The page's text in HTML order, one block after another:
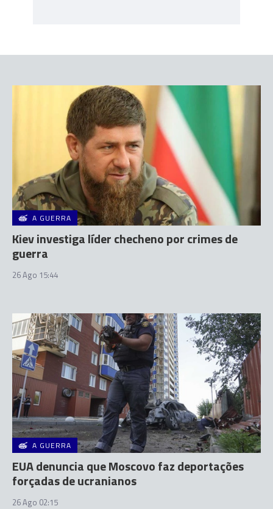
A GUERRA
Kiev investiga líder checheno por crimes de
guerra
26 Ago 15:44
A GUERRA
EUA denuncia que Moscovo faz deportações
forçadas de ucranianos
26 Ago 02:15